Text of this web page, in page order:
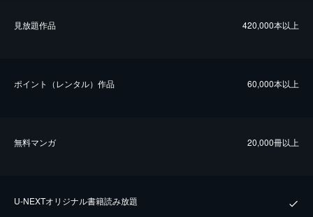
⾒放題作品 420,000本以上
ポイント（レンタル）作品 60,000本以上
無料マンガ 20,000冊以上
U-NEXTオリジナル書籍読み放題